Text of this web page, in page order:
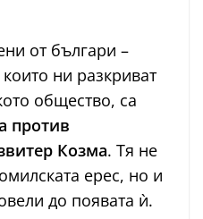
от българи –
ни разкриват
общество, са
против
Козма. Тя не
ерес, но и
до появата ѝ.